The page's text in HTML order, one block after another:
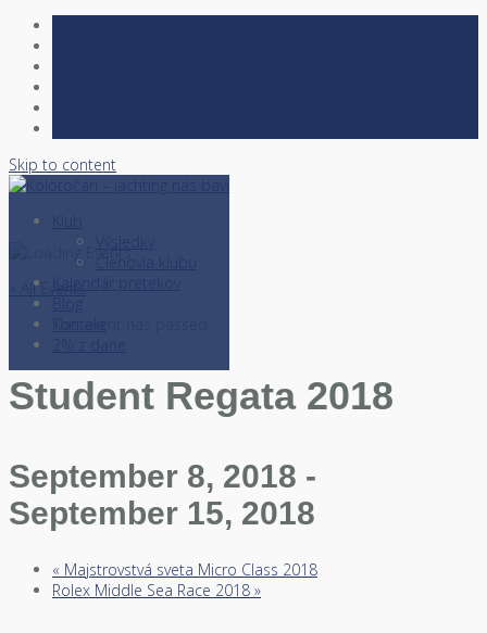
Skip to content
« All Events
Student Regata 2018
September 8, 2018 -
September 15, 2018
« Majstrovstvá sveta Micro Class 2018
Rolex Middle Sea Race 2018 »